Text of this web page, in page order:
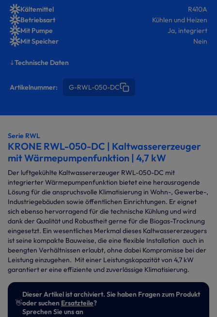
Kältemittel
R410A
Betriebsart
Kühlen und Heizen
Mit Pumpe
Ja, integriert
Mit Speicher
Nein
Technische Daten
Artikelnummer: G-RWL-050-DC
Serie RWL
KRONE RWL-050-DC | Kaltwassererzeuger
mit Wärmepumpenfunktion | 4,7 kW
Der luftgekühlte Kaltwassererzeuger RWL-050-DC mit
integrierter Wärmepumpenfunktion bietet eine herausragende
Lösung für die anspruchsvolle Klimatisierung in Wohn-, Gewerbe-,
Industriegebäuden sowie öffentlichen Einrichtungen. Er eignet
sich ebenso hervorragend für die technische Kühlung und wird
dank der Qualität und Robustheit gerne für die Biogas-Trocknung
eingesetzt. Ein wesentliches Merkmal dieses Kaltwassererzeugers
ist seine kompakte Bauweise, die eine flexible Installation auch in
beengten Verhältnissen erlaubt, ohne dabei Kompromisse bei der
Leistung einzugehen. Mit einer Leistungskapazität von 4,7 kW
garantiert er eine effiziente und zuverlässige Klimatisierung.
👋
Dieser Artikel ist archiviert. Sie haben Fragen zum Produkt
oder suchen Ersatzteile?
Sprechen Sie uns an